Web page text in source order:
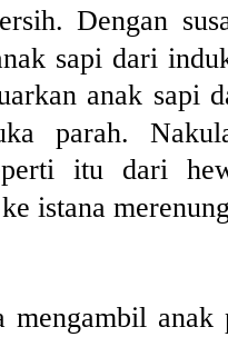
Dengan
sapi dari
anak sapi
parah.
itu dari
istana
mengambil anak